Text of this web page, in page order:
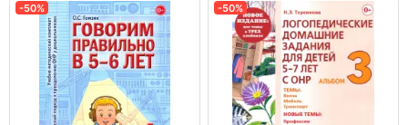
-50% -50%